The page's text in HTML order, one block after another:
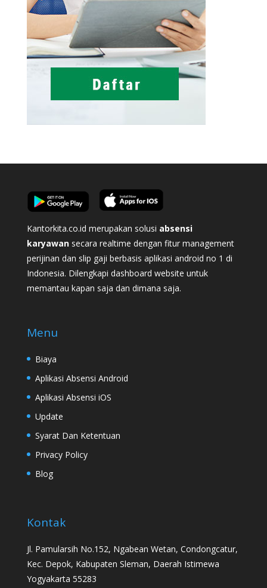
Kantorkita.co.id merupakan solusi absensi
karyawan secara realtime dengan fitur management
perijinan dan slip gaji berbasis aplikasi android no 1 di
Indonesia. Dilengkapi dashboard website untuk
memantau kapan saja dan dimana saja.
Menu
Biaya
Aplikasi Absensi Android
Aplikasi Absensi iOS
Update
Syarat Dan Ketentuan
Privacy Policy
Blog
Kontak
Jl. Pamularsih No.152, Ngabean Wetan, Condongcatur,
Kec. Depok, Kabupaten Sleman, Daerah Istimewa
Yogyakarta 55283